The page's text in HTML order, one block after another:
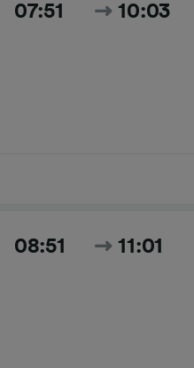
07:51 10:03
08:51 11:01